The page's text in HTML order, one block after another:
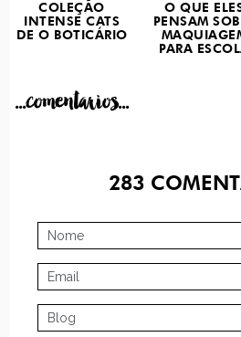
COLEÇÃO
INTENSE CATS
DE O BOTICÁRIO
O QUE
PENSAM
PARA
...comentarios...
283